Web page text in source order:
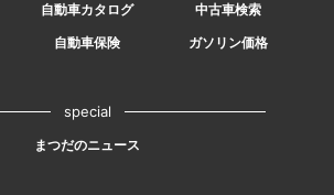
自動車カタログ
中古車検索
自動車保険 ガソリン価格
special
まつだのニュース